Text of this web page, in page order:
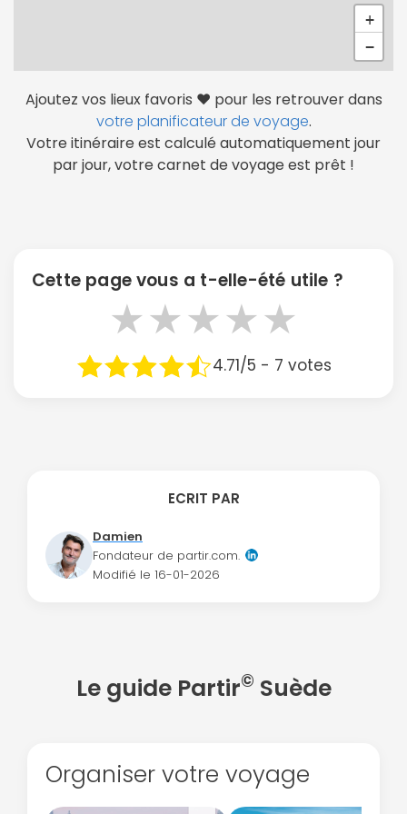
+
−
Ajoutez vos lieux favoris ❤️ pour les retrouver dans
votre planificateur de voyage.
Votre itinéraire est calculé automatiquement jour
par jour, votre carnet de voyage est prêt !
Cette page vous a t-elle-été utile ?
★
★
★
★
★
4.71/5 - 7 votes
ECRIT PAR
Damien
Fondateur de partir.com.
Modifié le 16-01-2026
Le guide Partir© Suède
Organiser votre voyage